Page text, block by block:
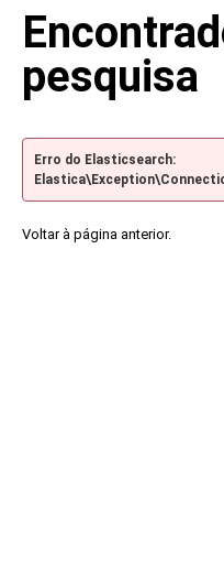
pesquisa
Erro do Elasticsearch:
Voltar à página anterior.